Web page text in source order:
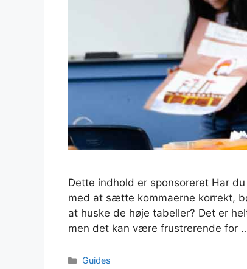
Dette indhold er sponsoreret Har
med at sætte kommaerne korrekt,
at huske de høje tabeller? Det er
men det kan være frustrerende for
Kategorier
Guides